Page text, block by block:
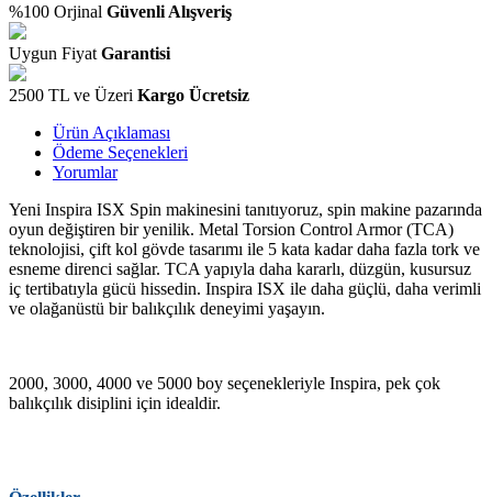
%100 Orjinal Güvenli Alışveriş
Uygun Fiyat Garantisi
2500 TL ve Üzeri Kargo Ücretsiz
Ürün Açıklaması
Ödeme Seçenekleri
Yorumlar
Yeni Inspira ISX Spin makinesini tanıtıyoruz, spin makine pazarında
oyun değiştiren bir yenilik. Metal Torsion Control Armor (TCA)
teknolojisi, çift kol gövde tasarımı ile 5 kata kadar daha fazla tork ve
esneme direnci sağlar. TCA yapıyla daha kararlı, düzgün, kusursuz
iç tertibatıyla gücü hissedin. Inspira ISX ile daha güçlü, daha verimli
ve olağanüstü bir balıkçılık deneyimi yaşayın.
2000, 3000, 4000 ve 5000 boy seçenekleriyle Inspira, pek çok
balıkçılık disiplini için idealdir.